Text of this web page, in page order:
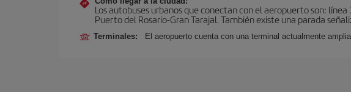
Los autobuses urbanos que conectan con el aeropuerto son:
Puerto del Rosario-Gran Tarajal. También existe una parada
Terminales: El aeropuerto cuenta con una terminal actualmente